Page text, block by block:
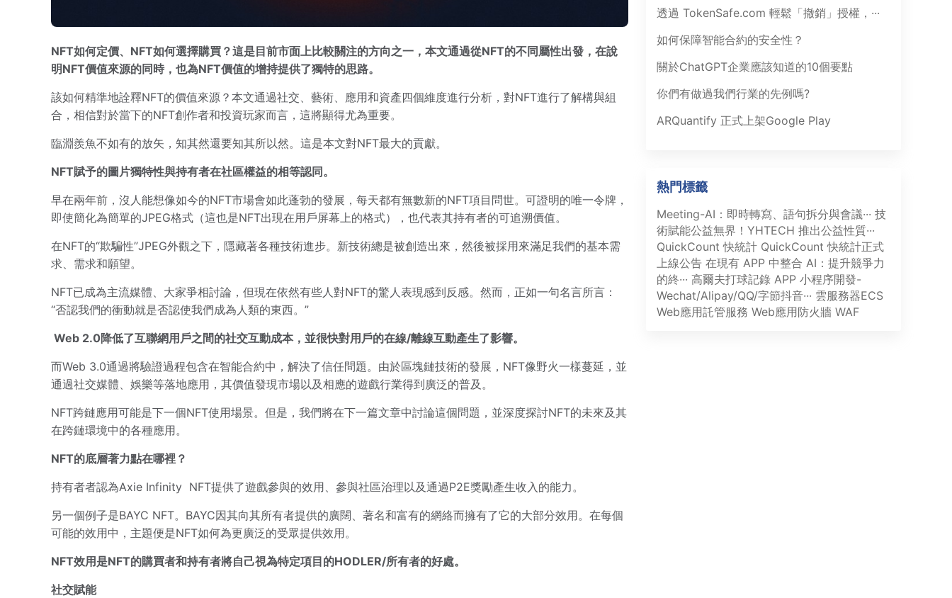
NFT如何定價、NFT如何選擇購買？這是目前市面上比較關注的方向之一，本文通過從NFT的不同屬性出發，在說
明NFT價值來源的同時，也為NFT價值的增持提供了獨特的思路。
該如何精準地詮釋NFT的價值來源？本文通過社交、藝術、應用和資產四個維度進行分析，對NFT進行了解構與組
合，相信對於當下的NFT創作者和投資玩家而言，這將顯得尤為重要。
臨淵羨魚不如有的放矢，知其然還要知其所以然。這是本文對NFT最大的貢獻。
NFT賦予的圖片獨特性與持有者在社區權益的相等認同。
早在兩年前，沒人能想像如今的NFT市場會如此蓬勃的發展，每天都有無數新的NFT項目問世。可證明的唯一令牌，
即使簡化為簡單的JPEG格式（這也是NFT出現在用戶屏幕上的格式），也代表其持有者的可追溯價值。
在NFT的“欺騙性”JPEG外觀之下，隱藏著各種技術進步。新技術總是被創造出來，然後被採用來滿足我們的基本需
求、需求和願望。
NFT已成為主流媒體、大家爭相討論，但現在依然有些人對NFT的驚人表現感到反感。然而，正如一句名言所言：
“否認我們的衝動就是否認使我們成為人類的東西。”
Web 2.0降低了互聯網用戶之間的社交互動成本，並很快對用戶的在線/離線互動產生了影響。
而Web 3.0通過將驗證過程包含在智能合約中，解決了信任問題。由於區塊鏈技術的發展，NFT像野火一樣蔓延，並
通過社交媒體、娛樂等落地應用，其價值發現市場以及相應的遊戲行業得到廣泛的普及。
NFT跨鏈應用可能是下一個NFT使用場景。但是，我們將在下一篇文章中討論這個問題，並深度探討NFT的未來及其
在跨鏈環境中的各種應用。
NFT的底層著力點在哪裡？
持有者者認為Axie Infinity NFT提供了遊戲參與的效用、參與社區治理以及通過P2E獎勵產生收入的能力。
另一個例子是BAYC NFT。BAYC因其向其所有者提供的廣闊、著名和富有的網絡而擁有了它的大部分效用。在每個
可能的效用中，主題便是NFT如何為更廣泛的受眾提供效用。
NFT效用是NFT的購買者和持有者將自己視為特定項目的HODLER/所有者的好處。
社交賦能
透過 TokenSafe.com 輕鬆「撤銷」授權，···
如何保障智能合約的安全性？
關於ChatGPT企業應該知道的10個要點
你們有做過我們行業的先例嗎?
ARQuantify 正式上架Google Play
熱門標籤
Meeting-AI：即時轉寫、語句拆分與會議··· 技
術賦能公益無界！YHTECH 推出公益性質···
QuickCount 快統計 QuickCount 快統計正式
上線公告 在現有 APP 中整合 AI：提升競爭力
的終··· 高爾夫打球記錄 APP 小程序開發-
Wechat/Alipay/QQ/字節抖音··· 雲服務器ECS
Web應用託管服務 Web應用防火牆 WAF